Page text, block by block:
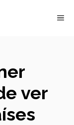
ver